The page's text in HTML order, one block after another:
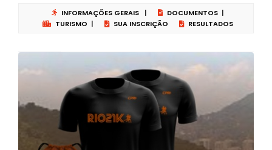
INFORMAÇÕES GERAIS | DOCUMENTOS |
TURISMO | SUA INSCRIÇÃO RESULTADOS